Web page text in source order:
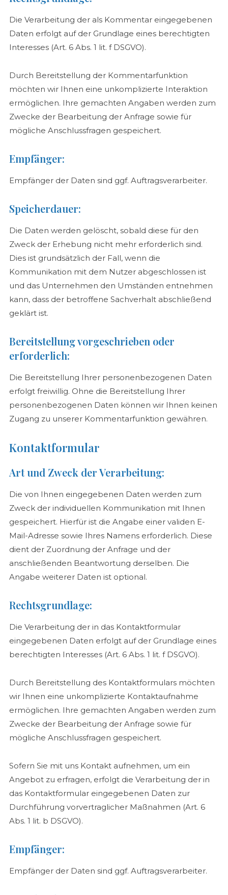
Die Verarbeitung der als Kommentar eingegebenen
Daten erfolgt auf der Grundlage eines berechtigten
Interesses (Art. 6 Abs. 1 lit. f DSGVO).
Durch Bereitstellung der Kommentarfunktion
möchten wir Ihnen eine unkomplizierte Interaktion
ermöglichen. Ihre gemachten Angaben werden zum
Zwecke der Bearbeitung der Anfrage sowie für
mögliche Anschlussfragen gespeichert.
Empfänger:
Empfänger der Daten sind ggf. Auftragsverarbeiter.
Speicherdauer:
Die Daten werden gelöscht, sobald diese für den
Zweck der Erhebung nicht mehr erforderlich sind.
Dies ist grundsätzlich der Fall, wenn die
Kommunikation mit dem Nutzer abgeschlossen ist
und das Unternehmen den Umständen entnehmen
kann, dass der betroffene Sachverhalt abschließend
geklärt ist.
Bereitstellung vorgeschrieben oder
erforderlich:
Die Bereitstellung Ihrer personenbezogenen Daten
erfolgt freiwillig. Ohne die Bereitstellung Ihrer
personenbezogenen Daten können wir Ihnen keinen
Zugang zu unserer Kommentarfunktion gewähren.
Kontaktformular
Art und Zweck der Verarbeitung:
Die von Ihnen eingegebenen Daten werden zum
Zweck der individuellen Kommunikation mit Ihnen
gespeichert. Hierfür ist die Angabe einer validen E-
Mail-Adresse sowie Ihres Namens erforderlich. Diese
dient der Zuordnung der Anfrage und der
anschließenden Beantwortung derselben. Die
Angabe weiterer Daten ist optional.
Rechtsgrundlage:
Die Verarbeitung der in das Kontaktformular
eingegebenen Daten erfolgt auf der Grundlage eines
berechtigten Interesses (Art. 6 Abs. 1 lit. f DSGVO).
Durch Bereitstellung des Kontaktformulars möchten
wir Ihnen eine unkomplizierte Kontaktaufnahme
ermöglichen. Ihre gemachten Angaben werden zum
Zwecke der Bearbeitung der Anfrage sowie für
mögliche Anschlussfragen gespeichert.
Sofern Sie mit uns Kontakt aufnehmen, um ein
Angebot zu erfragen, erfolgt die Verarbeitung der in
das Kontaktformular eingegebenen Daten zur
Durchführung vorvertraglicher Maßnahmen (Art. 6
Abs. 1 lit. b DSGVO).
Empfänger:
Empfänger der Daten sind ggf. Auftragsverarbeiter.